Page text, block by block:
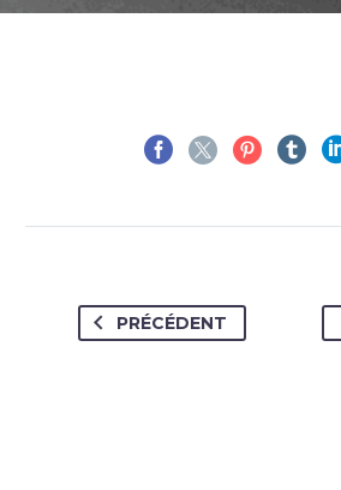
PRÉCÉDENT